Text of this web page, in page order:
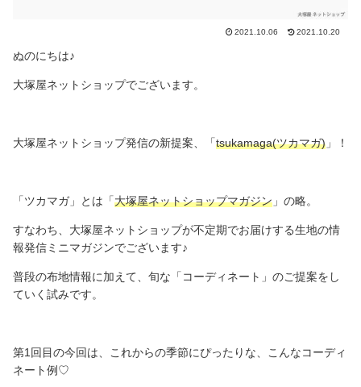
2021.10.06 2021.10.20
ぬのにちは♪
大塚屋ネットショップでございます。
大塚屋ネットショップ発信の新提案、「tsukamaga(ツカマガ) 」！
「ツカマガ」とは「大塚屋ネットショップマガジン 」の略。
すなわち、大塚屋ネットショップが不定期でお届けする生地の情
報発信ミニマガジンでございます♪
普段の布地情報に加えて、旬な「コーディネート」のご提案をし
ていく試みです。
第1回目の今回は、これからの季節にぴったりな、こんなコーディ
ネート例♡